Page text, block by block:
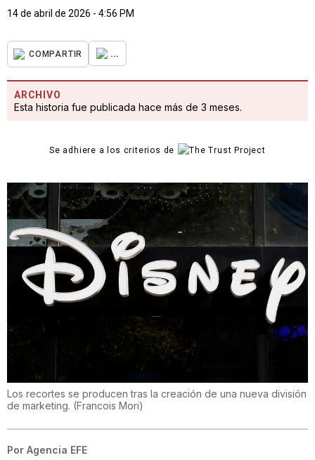
14 de abril de 2026 - 4:56 PM
COMPARTIR ...
ARCHIVO
Esta historia fue publicada hace más de 3 meses.
Se adhiere a los criterios de
Los recortes se producen tras la creación de una nueva división
de marketing. (Francois Mori)
Por Agencia EFE